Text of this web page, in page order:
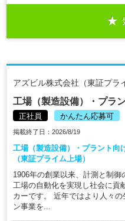
アズビル株式会社（東証プラ
工場（製造設備）・プラ
正社員 かんたん応募可
掲載終了日：2026/8/19
工場（製造設備）・プラント向
（東証プライム上場）
1906年の創業以来、計測と制御
工場の自動化を実現し社会に貢
カーです。 近年ではより人々
ン事業を...